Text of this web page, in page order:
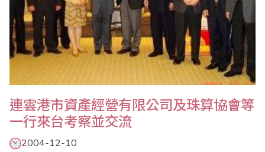
連雲港市資產經營有限公司及珠算協會等
一行來台考察並交流
2004-12-10